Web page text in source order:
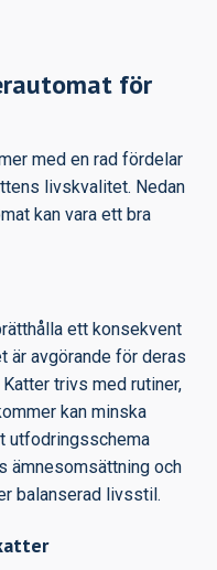
för
med en rad fördelar
livskvalitet. Nedan
kan vara ett bra
ett konsekvent
är avgörande för deras
trivs med rutiner,
kan minska
utfodringsschema
ämnesomsättning och
balanserad livsstil.